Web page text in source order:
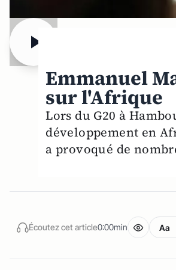
Emmanuel
sur l'Afrique
Lors du G20 à
développement en
a provoqué de
Écoutez cet article0:00min Aa